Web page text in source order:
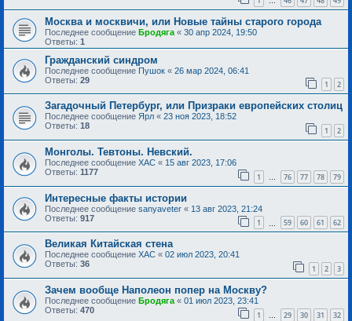
Москва и москвичи, или Новые тайны старого города
Последнее сообщение Бродяга « 30 апр 2024, 19:50
Ответы: 1
Гражданский синдром
Последнее сообщение Пушок « 26 мар 2024, 06:41
Ответы: 29 1 2
Загадочный Петербург, или Призраки европейских столиц
Последнее сообщение Ярл « 23 ноя 2023, 18:52
Ответы: 18 1 2
Монголы. Тевтоны. Невский.
Последнее сообщение ХАС « 15 авг 2023, 17:06
Ответы: 1177 1 … 76 77 78 79
Интересные факты истории
Последнее сообщение sanyaveter « 13 авг 2023, 21:24
Ответы: 917 1 59 60 61 62
Великая Китайская стена
Последнее сообщение ХАС « 02 июл 2023, 20:41
Ответы: 36 1 2 3
Зачем вообще Наполеон попер на Москву?
Последнее сообщение Бродяга « 01 июл 2023, 23:41
Ответы: 470 1 … 29 30 31 32